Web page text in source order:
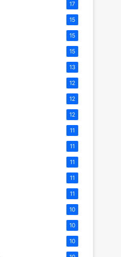
17
15
15
15
13
12
12
12
11
11
11
11
11
10
10
10